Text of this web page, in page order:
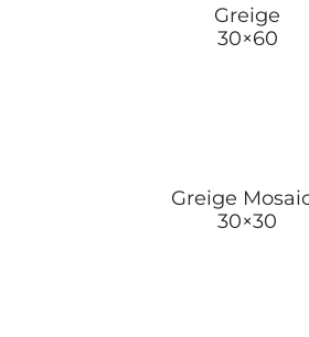
Greige
30×60
Greige
30×30